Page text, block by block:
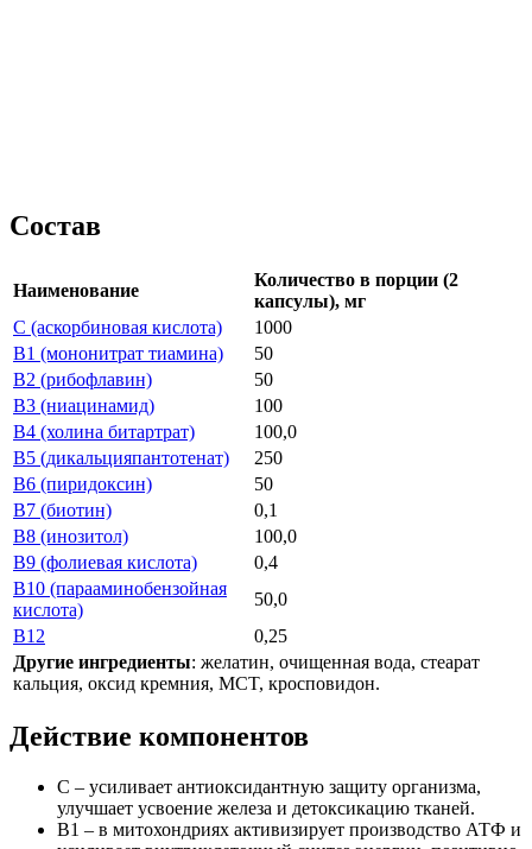
Состав
Наименование
Количество в порции (2
капсулы), мг
C (аскорбиновая кислота)
1000
B1 (мононитрат тиамина)
50
B2 (рибофлавин)
50
B3 (ниацинамид)
100
B4 (холина битартрат)
100,0
B5 (дикальцияпантотенат)
250
B6 (пиридоксин)
50
B7 (биотин)
0,1
B8 (инозитол)
100,0
B9 (фолиевая кислота)
0,4
B10 (парааминобензойная
кислота)
50,0
B12
0,25
Другие ингредиенты: желатин, очищенная вода, стеарат
кальция, оксид кремния, MCT, кросповидон.
Действие компонентов
C – усиливает антиоксидантную защиту организма,
улучшает усвоение железа и детоксикацию тканей.
B1 – в митохондриях активизирует производство АТФ и